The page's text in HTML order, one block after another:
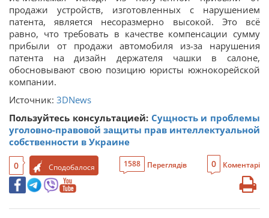
продажи устройств, изготовленных с нарушением
патента, является несоразмерно высокой. Это всё
равно, что требовать в качестве компенсации сумму
прибыли от продажи автомобиля из-за нарушения
патента на дизайн держателя чашки в салоне,
обосновывают свою позицию юристы южнокорейской
компании.
Источник: 3DNews
Пользуйтесь консультацией: Сущность и проблемы
уголовно-правовой защиты прав интеллектуальной
собственности в Украине
0 Сподобалося 1588 Переглядів 0 Коментарі